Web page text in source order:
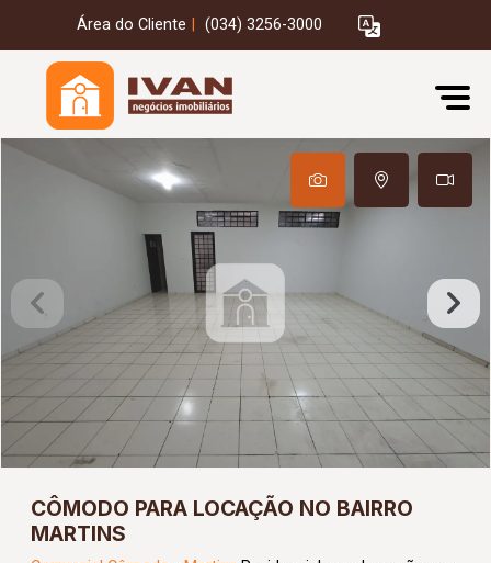
Área do Cliente (034) 3256-3000
CÔMODO PARA LOCAÇÃO NO BAIRRO
MARTINS